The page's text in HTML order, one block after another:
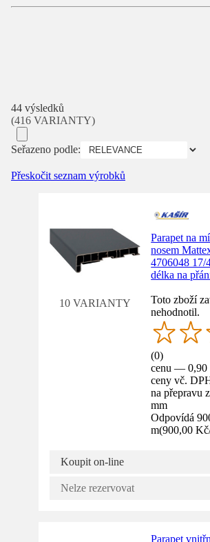
44 výsledků
(416 VARIANTY)
Seřazeno podle:
Přeskočit seznam výrobků
10 VARIANTY
Parapet na
nosem
4706048 17/
délka na
Toto zboží
nehodnotil.
(0)
cenu — 0,90
ceny vč.
na přepravu
mm
Odpovídá
m(900,00 Kč
Koupit on-line
Nelze rezervovat
Parapet